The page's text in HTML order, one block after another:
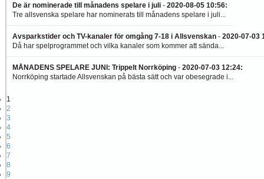
De är nominerade till månadens spelare i juli - 2020-08-05 10:56:
Tre allsvenska spelare har nominerats till månadens spelare i juli...
Avsparkstider och TV-kanaler för omgång 7-18 i Allsvenskan - 2020-07-03
Då har spelprogrammet och vilka kanaler som kommer att sända...
MÅNADENS SPELARE JUNI: Trippelt Norrköping - 2020-07-03 12:24:
Norrköping startade Allsvenskan på bästa sätt och var obesegrade i...
1
2
3
4
5
6
7
8
9